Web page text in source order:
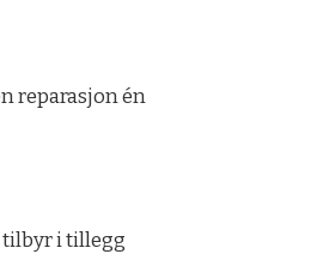
reparasjon én
tilbyr i tillegg